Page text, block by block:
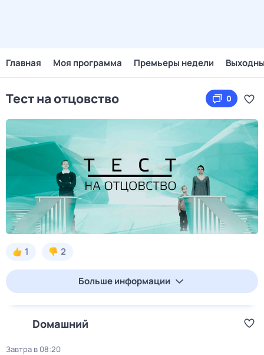
Главная Моя программа Премьеры недели
Тест нa отцовствo 0
1 2
Больше информации
Dомашний
Завтра в 08:20